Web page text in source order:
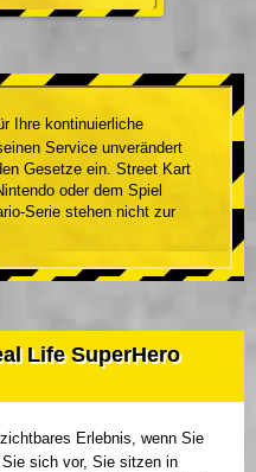
Ihre kontinuierliche
Service unverändert
Gesetze ein. Street Kart
oder dem Spiel
Serie stehen nicht zur
Life SuperHero
Erlebnis, wenn Sie
sich vor, Sie sitzen in